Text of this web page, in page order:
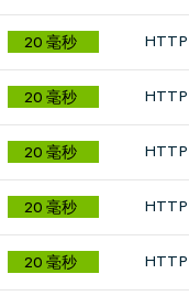
20 毫秒 HTTP
20 毫秒 HTTP
20 毫秒 HTTP
20 毫秒 HTTP
20 毫秒 HTTP